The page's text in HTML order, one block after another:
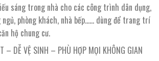
sáng trong nhà cho các công trình dân dụng,
ngủ, phòng khách, nhà bếp…… dùng để trang trí
hộ chung cư.
– DỄ VỆ SINH – PHÙ HỢP MỌI KHÔNG GIAN